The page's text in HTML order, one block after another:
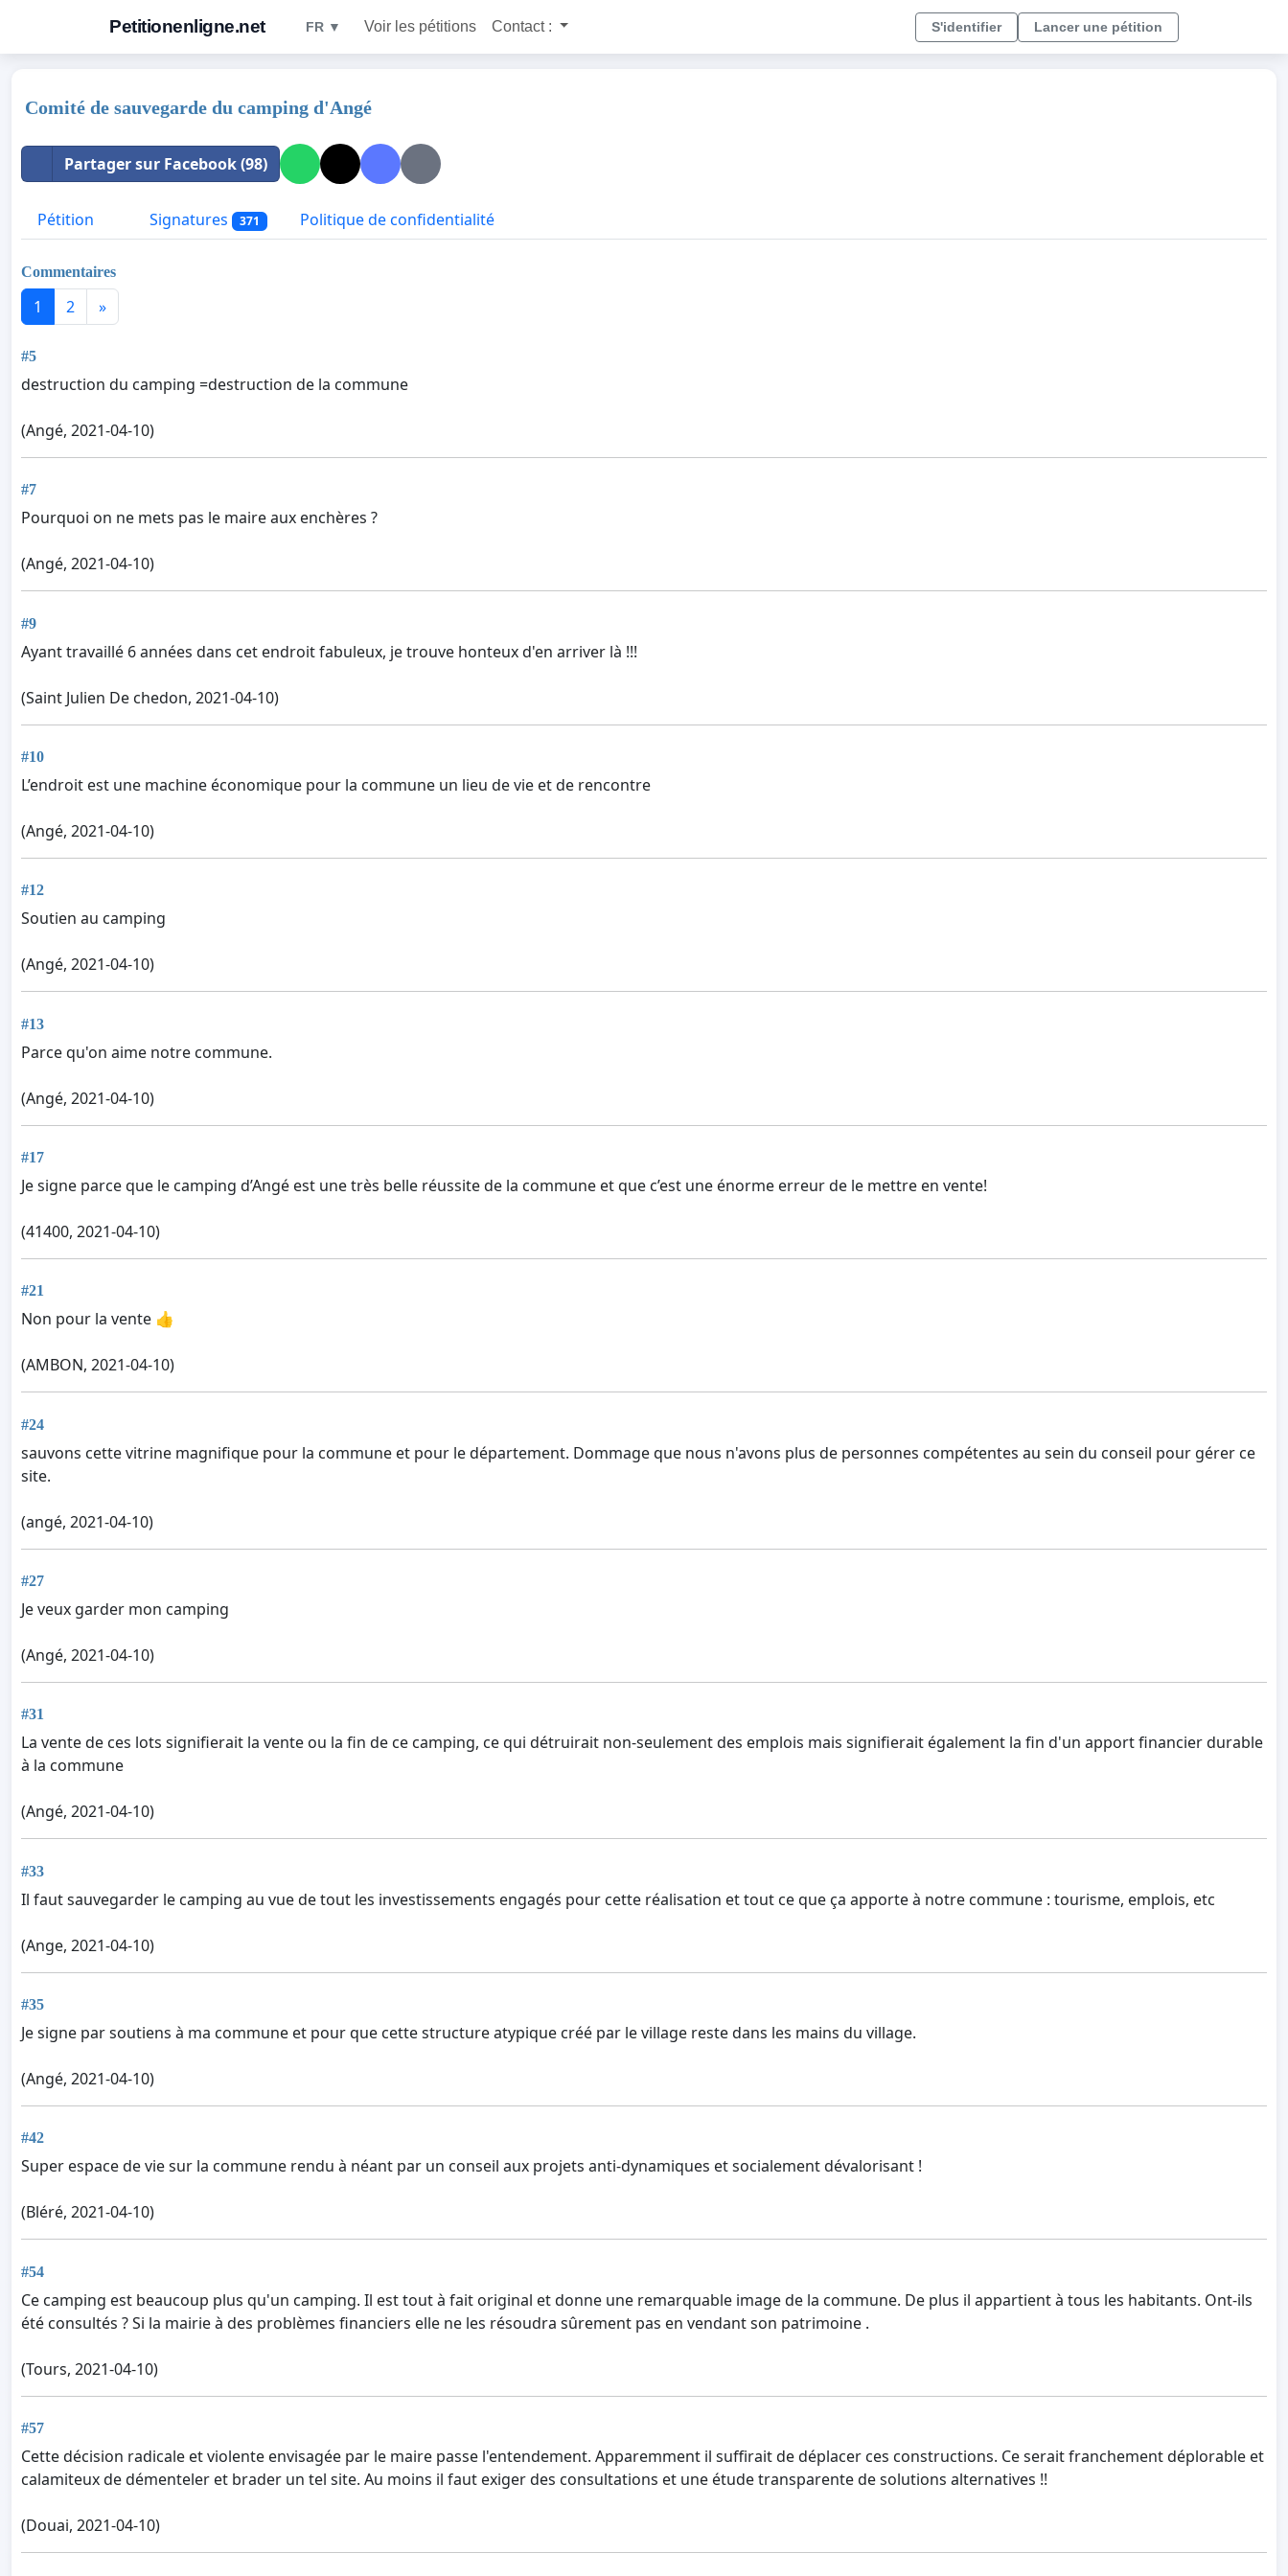
Petitionenligne.net FR ▼ Voir les pétitions Contact : S'identifier Lancer une pétition
Comité de sauvegarde du camping d'Angé
Partager sur Facebook (98)
Pétition Signatures 371 Politique de confidentialité
Commentaires
1 2 »
#5
destruction du camping =destruction de la commune
(Angé, 2021-04-10)
#7
Pourquoi on ne mets pas le maire aux enchères ?
(Angé, 2021-04-10)
#9
Ayant travaillé 6 années dans cet endroit fabuleux, je trouve honteux d'en arriver là !!!
(Saint Julien De chedon, 2021-04-10)
#10
L’endroit est une machine économique pour la commune un lieu de vie et de rencontre
(Angé, 2021-04-10)
#12
Soutien au camping
(Angé, 2021-04-10)
#13
Parce qu'on aime notre commune.
(Angé, 2021-04-10)
#17
Je signe parce que le camping d’Angé est une très belle réussite de la commune et que c’est une énorme erreur de le mettre en vente!
(41400, 2021-04-10)
#21
Non pour la vente 👍
(AMBON, 2021-04-10)
#24
sauvons cette vitrine magnifique pour la commune et pour le département. Dommage que nous n'avons plus de personnes compétentes au sein du conseil pour gérer ce
site.
(angé, 2021-04-10)
#27
Je veux garder mon camping
(Angé, 2021-04-10)
#31
La vente de ces lots signifierait la vente ou la fin de ce camping, ce qui détruirait non-seulement des emplois mais signifierait également la fin d'un apport financier durable
à la commune
(Angé, 2021-04-10)
#33
Il faut sauvegarder le camping au vue de tout les investissements engagés pour cette réalisation et tout ce que ça apporte à notre commune : tourisme, emplois, etc
(Ange, 2021-04-10)
#35
Je signe par soutiens à ma commune et pour que cette structure atypique créé par le village reste dans les mains du village.
(Angé, 2021-04-10)
#42
Super espace de vie sur la commune rendu à néant par un conseil aux projets anti-dynamiques et socialement dévalorisant !
(Bléré, 2021-04-10)
#54
Ce camping est beaucoup plus qu'un camping. Il est tout à fait original et donne une remarquable image de la commune. De plus il appartient à tous les habitants. Ont-ils
été consultés ? Si la mairie à des problèmes financiers elle ne les résoudra sûrement pas en vendant son patrimoine .
(Tours, 2021-04-10)
#57
Cette décision radicale et violente envisagée par le maire passe l'entendement. Apparemment il suffirait de déplacer ces constructions. Ce serait franchement déplorable et
calamiteux de démenteler et brader un tel site. Au moins il faut exiger des consultations et une étude transparente de solutions alternatives !!
(Douai, 2021-04-10)